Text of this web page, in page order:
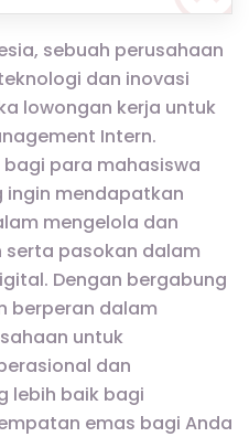
sebuah perusahaan
dan inovasi
lowongan kerja untuk
Intern.
para mahasiswa
ingin mendapatkan
mengelola dan
pasokan dalam
Dengan bergabung
berperan dalam
untuk
dan
lebih baik bagi
emas bagi Anda